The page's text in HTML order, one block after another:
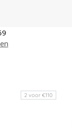
2 voor €110